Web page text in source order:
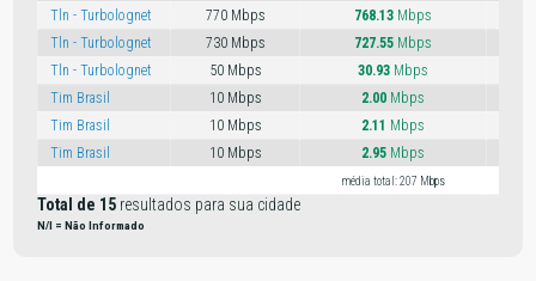
Tln - Turbolognet
770 Mbps 768.13 Mbps
Tln - Turbolognet
730 Mbps 727.55 Mbps
Tln - Turbolognet
50 Mbps 30.93 Mbps
Tim Brasil
10 Mbps 2.00 Mbps
Tim Brasil
10 Mbps 2.11 Mbps
Tim Brasil
10 Mbps 2.95 Mbps
média total: 207 Mbps
Total de 15 resultados para sua cidade
N/I = Não Informado